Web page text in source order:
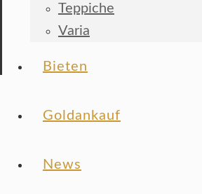
Teppiche
Varia
Bieten
Goldankauf
News